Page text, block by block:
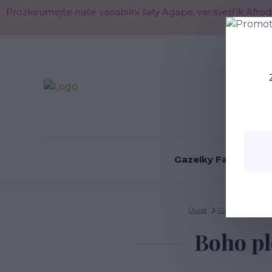
Prozkoumejte naše variabilní šaty Agape, var.svetřík
Gazelky Fashion
Úvod Gazelky - boty
Boho